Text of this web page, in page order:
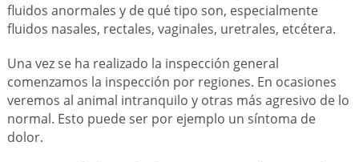
fluidos anormales y de qué tipo son, especialmente
fluidos nasales, rectales, vaginales, uretrales, etcétera.
Una vez se ha realizado la inspección general
comenzamos la inspección por regiones. En ocasiones
veremos al animal intranquilo y otras más agresivo de lo
normal. Esto puede ser por ejemplo un síntoma de
dolor.